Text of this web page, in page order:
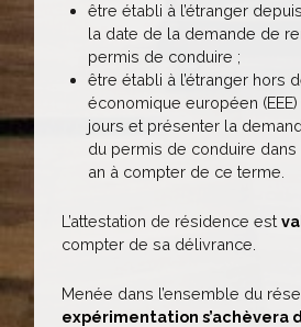
être établi à l’étranger
la date de la demande de
permis de conduire ;
être établi à l’étranger hors
économique européen
jours et présenter la
du permis de conduire dans
an à compter de ce terme.
L’attestation de résidence est
compter de sa délivrance.
Menée dans l’ensemble du
expérimentation s’achèvera